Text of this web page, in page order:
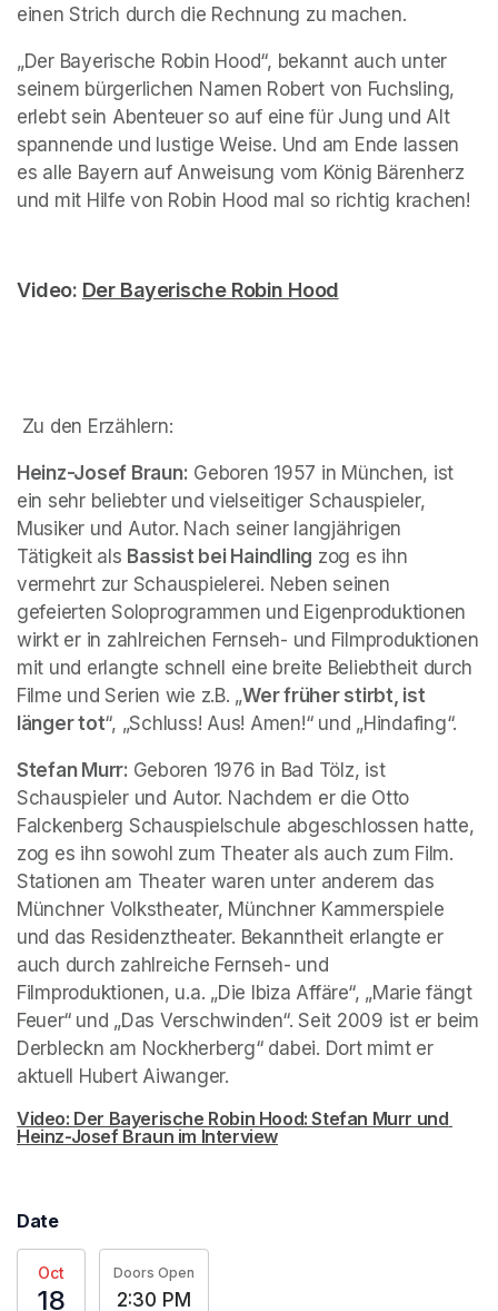
einen Strich durch die Rechnung zu machen.
„Der Bayerische Robin Hood“, bekannt auch unter
seinem bürgerlichen Namen Robert von Fuchsling,
erlebt sein Abenteuer so auf eine für Jung und Alt
spannende und lustige Weise. Und am Ende lassen
es alle Bayern auf Anweisung vom König Bärenherz
und mit Hilfe von Robin Hood mal so richtig krachen!
Video: Der Bayerische Robin Hood
Zu den Erzählern:
Heinz-Josef Braun: Geboren 1957 in München, ist
ein sehr beliebter und vielseitiger Schauspieler,
Musiker und Autor. Nach seiner langjährigen
Tätigkeit als Bassist bei Haindling zog es ihn
vermehrt zur Schauspielerei. Neben seinen
gefeierten Soloprogrammen und Eigenproduktionen
wirkt er in zahlreichen Fernseh- und Filmproduktionen
mit und erlangte schnell eine breite Beliebtheit durch
Filme und Serien wie z.B. „Wer früher stirbt, ist
länger tot“, „Schluss! Aus! Amen!“ und „Hindafing“.
Stefan Murr: Geboren 1976 in Bad Tölz, ist
Schauspieler und Autor. Nachdem er die Otto
Falckenberg Schauspielschule abgeschlossen hatte,
zog es ihn sowohl zum Theater als auch zum Film.
Stationen am Theater waren unter anderem das
Münchner Volkstheater, Münchner Kammerspiele
und das Residenztheater. Bekanntheit erlangte er
auch durch zahlreiche Fernseh- und
Filmproduktionen, u.a. „Die Ibiza Affäre“, „Marie fängt
Feuer“ und „Das Verschwinden“. Seit 2009 ist er beim
Derbleckn am Nockherberg“ dabei. Dort mimt er
aktuell Hubert Aiwanger.
Video: Der Bayerische Robin Hood: Stefan Murr und
Heinz-Josef Braun im Interview
Date
Oct
18
Doors Open
2:30 PM